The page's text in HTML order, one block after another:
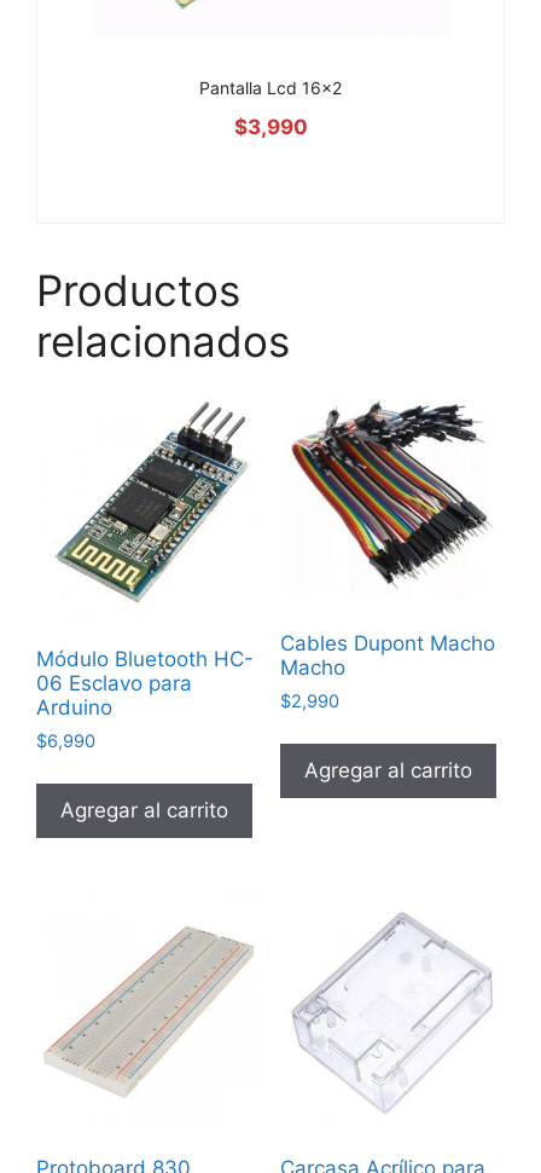
Pantalla Lcd 16×2
$3,990
Productos
relacionados
Módulo Bluetooth HC-
06 Esclavo para
Arduino
$6,990
Agregar al carrito
Cables Dupont Macho
Macho
$2,990
Agregar al carrito